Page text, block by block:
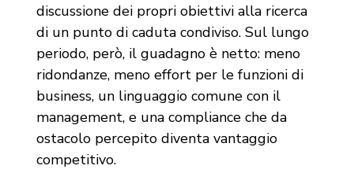
discussione dei propri obiettivi alla ricerca
di un punto di caduta condiviso. Sul lungo
periodo, però, il guadagno è netto: meno
ridondanze, meno effort per le funzioni di
business, un linguaggio comune con il
management, e una compliance che da
ostacolo percepito diventa vantaggio
competitivo.